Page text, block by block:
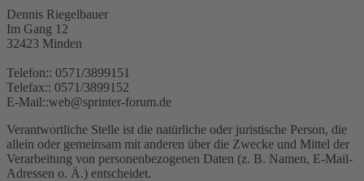
Dennis Riegelbauer
Im Gang 12
32423 Minden
Telefon:: 0571/3899151
Telefax:: 0571/3899152
E-Mail::web@sprinter-forum.de
Verantwortliche Stelle ist die natürliche oder juristische Person, die
allein oder gemeinsam mit anderen über die Zwecke und Mittel der
Verarbeitung von personenbezogenen Daten (z. B. Namen, E-Mail-
Adressen o. Ä.) entscheidet.